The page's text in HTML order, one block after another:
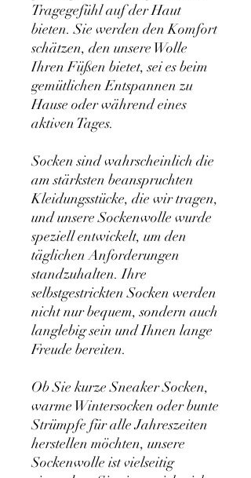
Tragegefühl auf der Haut
bieten. Sie werden den Komfort
schätzen, den unsere Wolle
Ihren Füßen bietet, sei es beim
gemütlichen Entspannen zu
Hause oder während eines
aktiven Tages.
Socken sind wahrscheinlich die
am stärksten beanspruchten
Kleidungsstücke, die wir tragen,
und unsere Sockenwolle wurde
speziell entwickelt, um den
täglichen Anforderungen
standzuhalten. Ihre
selbstgestrickten Socken werden
nicht nur bequem, sondern auch
langlebig sein und Ihnen lange
Freude bereiten.
Ob Sie kurze Sneaker Socken,
warme Wintersocken oder bunte
Strümpfe für alle Jahreszeiten
herstellen möchten, unsere
Sockenwolle ist vielseitig